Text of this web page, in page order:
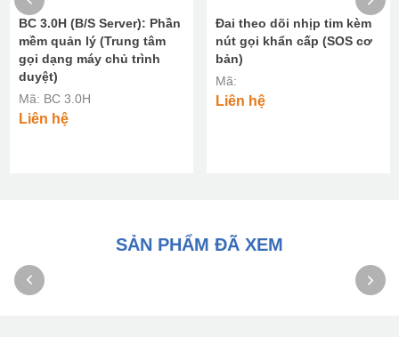
BC 3.0H (B/S Server): Phần
mềm quản lý (Trung tâm
gọi dạng máy chủ trình
duyệt)
Mã: BC 3.0H
Liên hệ
Đai theo dõi nhịp tim kèm
nút gọi khẩn cấp (SOS cơ
bản)
Mã:
Liên hệ
SẢN PHẨM ĐÃ XEM